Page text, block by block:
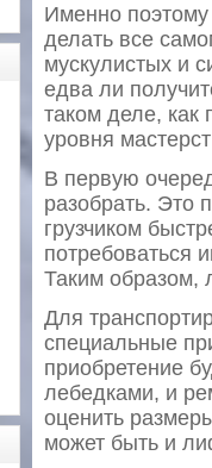
Именно
делать все
мускулистых и
едва ли
таком деле, как
уровня
В первую
разобрать. Это
грузчиком
потребоваться
Таким образом,
Для
специальные
приобретение
лебедками, и
оценить
может быть и